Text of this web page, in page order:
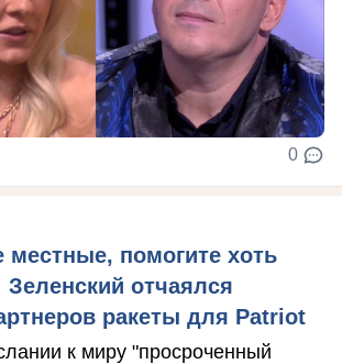
0
помогите хоть
отчаялся
ракеты для Patriot
к миру "просроченный